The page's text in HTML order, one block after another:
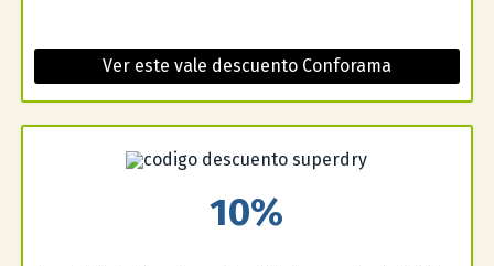
Ver este vale descuento Conforama
10%